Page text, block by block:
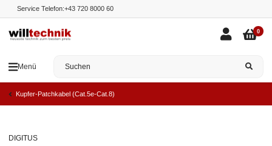
Service Telefon:+43 720 8000 60
Menü
0
Kupfer-Patchkabel (Cat.5e-Cat.8)
DIGITUS